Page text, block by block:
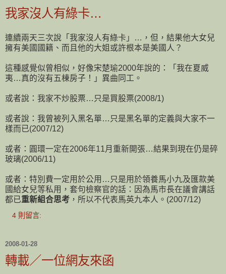
我家沒人有綠卡…
連續兩天三次說「我家沒人有綠卡」…，但，結果他大女兒
擁有美國國籍、而且他的大姐或許根本是美國人？
這種感覺似曾相似，好像宋楚瑜2000年說的：「我在夏威
夷…真的沒有五棟房子！」異曲同工。
或者說：我家不炒股票…只是買股票(2008/1)
或者說：我曾被列入黑名單…只是黑名單的定義與大家不一
樣而已(2007/12)
或者：圓環一定在2006年11月重新開張…結果到現在仍是碎
玻璃(2006/11)
或者：特別費一定用於公用…只是用於領養馬小九及匯款美
國給女兒等私用，套句檢察官的話：因為馬市長在議會講話
都已重新組合思考 ，所以不代表馬英九本人。(2007/12)
4 則留言:
2008-01-28
轉載／一位網友來函